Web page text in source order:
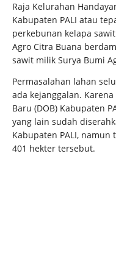
Raja Kelurahan
Kabupaten PALI atau
perkebunan kelapa
Agro Citra Buana
sawit milik Surya Bumi
Permasalahan lahan
ada kejanggalan.
Baru (DOB) Kabupaten
yang lain sudah
Kabupaten PALI,
401 hekter tersebut.